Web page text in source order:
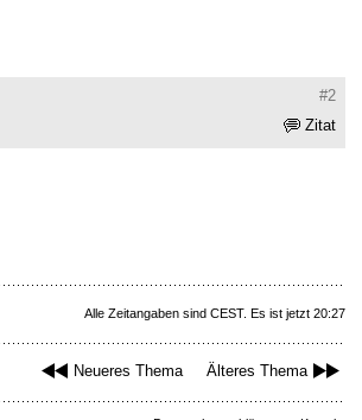
#2
Zitat
Alle Zeitangaben sind CEST. Es ist jetzt 20:27
Neueres Thema Älteres Thema